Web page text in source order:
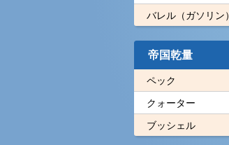
バレル（ガソリン）
帝国乾量
ペック
クォーター
ブッシェル